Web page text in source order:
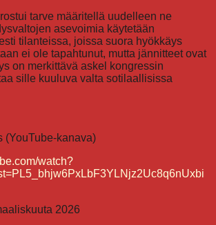
tarve määritellä uudelleen ne
asevoimia käytetään
tilanteissa, joissa suora hyökkäys
ei ole tapahtunut, mutta jännitteet ovat
on merkittävä askel kongressin
sille kuuluva valta sotilaallisissa
(YouTube-kanava)
watch?
2026